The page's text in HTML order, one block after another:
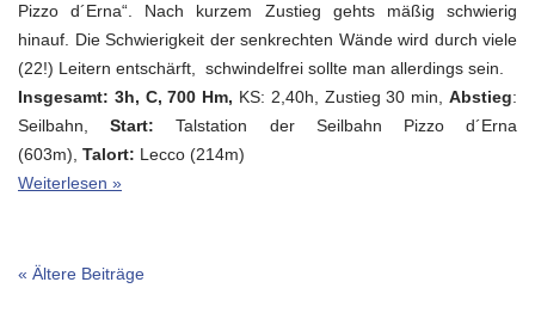
Pizzo d´Erna“. Nach kurzem Zustieg gehts mäßig schwierig
hinauf. Die Schwierigkeit der senkrechten Wände wird durch viele
(22!) Leitern entschärft, schwindelfrei sollte man allerdings sein.
Insgesamt: 3h, C, 700 Hm, KS: 2,40h, Zustieg 30 min,Abstieg:
Seilbahn,Start:Talstation der Seilbahn Pizzo d´Erna
(603m), Talort: Lecco (214m)
Weiterlesen »
« Ältere Beiträge